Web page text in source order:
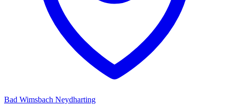
Bad Wimsbach Neydharting